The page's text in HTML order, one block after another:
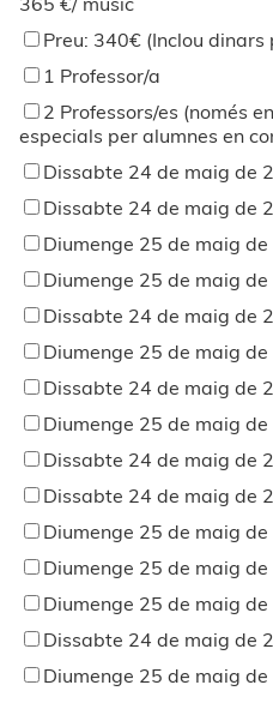
Preu: 340€ (Inclou
1 Professor/a
2 Professors/es (només
especials per alumnes en
Dissabte 24 de maig de
Dissabte 24 de maig de
Diumenge 25 de maig
Dissabte 24 de maig de
Diumenge 25 de maig
Dissabte 24 de maig de
Diumenge 25 de maig
Dissabte 24 de maig de
Dissabte 24 de maig de
Diumenge 25 de maig
Dissabte 24 de maig de
Diumenge 25 de maig